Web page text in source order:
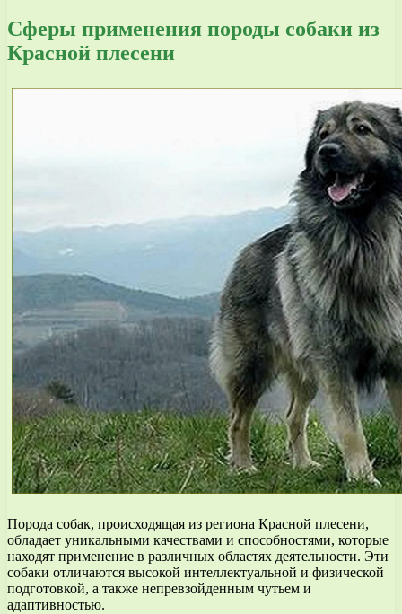
Сферы применения породы собаки из
Красной плесени
Порода собак, происходящая из региона Красной плесени,
обладает уникальными качествами и способностями, которые
находят применение в различных областях деятельности. Эти
собаки отличаются высокой интеллектуальной и физической
подготовкой, а также непревзойденным чутьем и
адаптивностью.